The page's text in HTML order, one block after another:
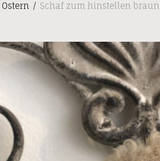
Ostern / Schaf zum hinstellen braun